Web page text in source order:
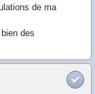
de ma
des